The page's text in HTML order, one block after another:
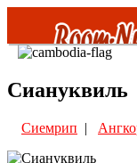
Все страны
Таиланд
Сиануквиль
Сиемрип |